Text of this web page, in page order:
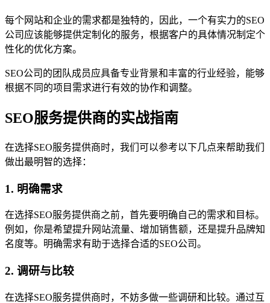
每个网站和企业的需求都是独特的，因此，一个有实力的SEO
公司应该能够提供定制化的服务，根据客户的具体情况制定个
性化的优化方案。
SEO公司的团队成员应具备专业背景和丰富的行业经验，能够
根据不同的项目需求进行有效的协作和调整。
SEO服务提供商的实战指南
在选择SEO服务提供商时，我们可以参考以下几点来帮助我们
做出最明智的选择：
1. 明确需求
在选择SEO服务提供商之前，首先要明确自己的需求和目标。
例如，你是希望提升网站流量、增加销售额，还是提升品牌知
名度等。明确需求有助于选择合适的SEO公司。
2. 调研与比较
在选择SEO服务提供商时，不妨多做一些调研和比较。通过互